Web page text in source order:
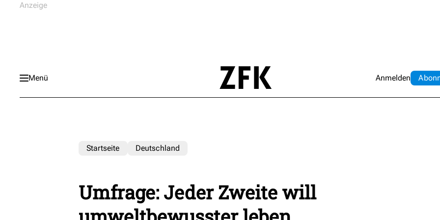
Menü Anmelden Abo
Startseite Deutschland
Umfrage: Jeder Zweite will